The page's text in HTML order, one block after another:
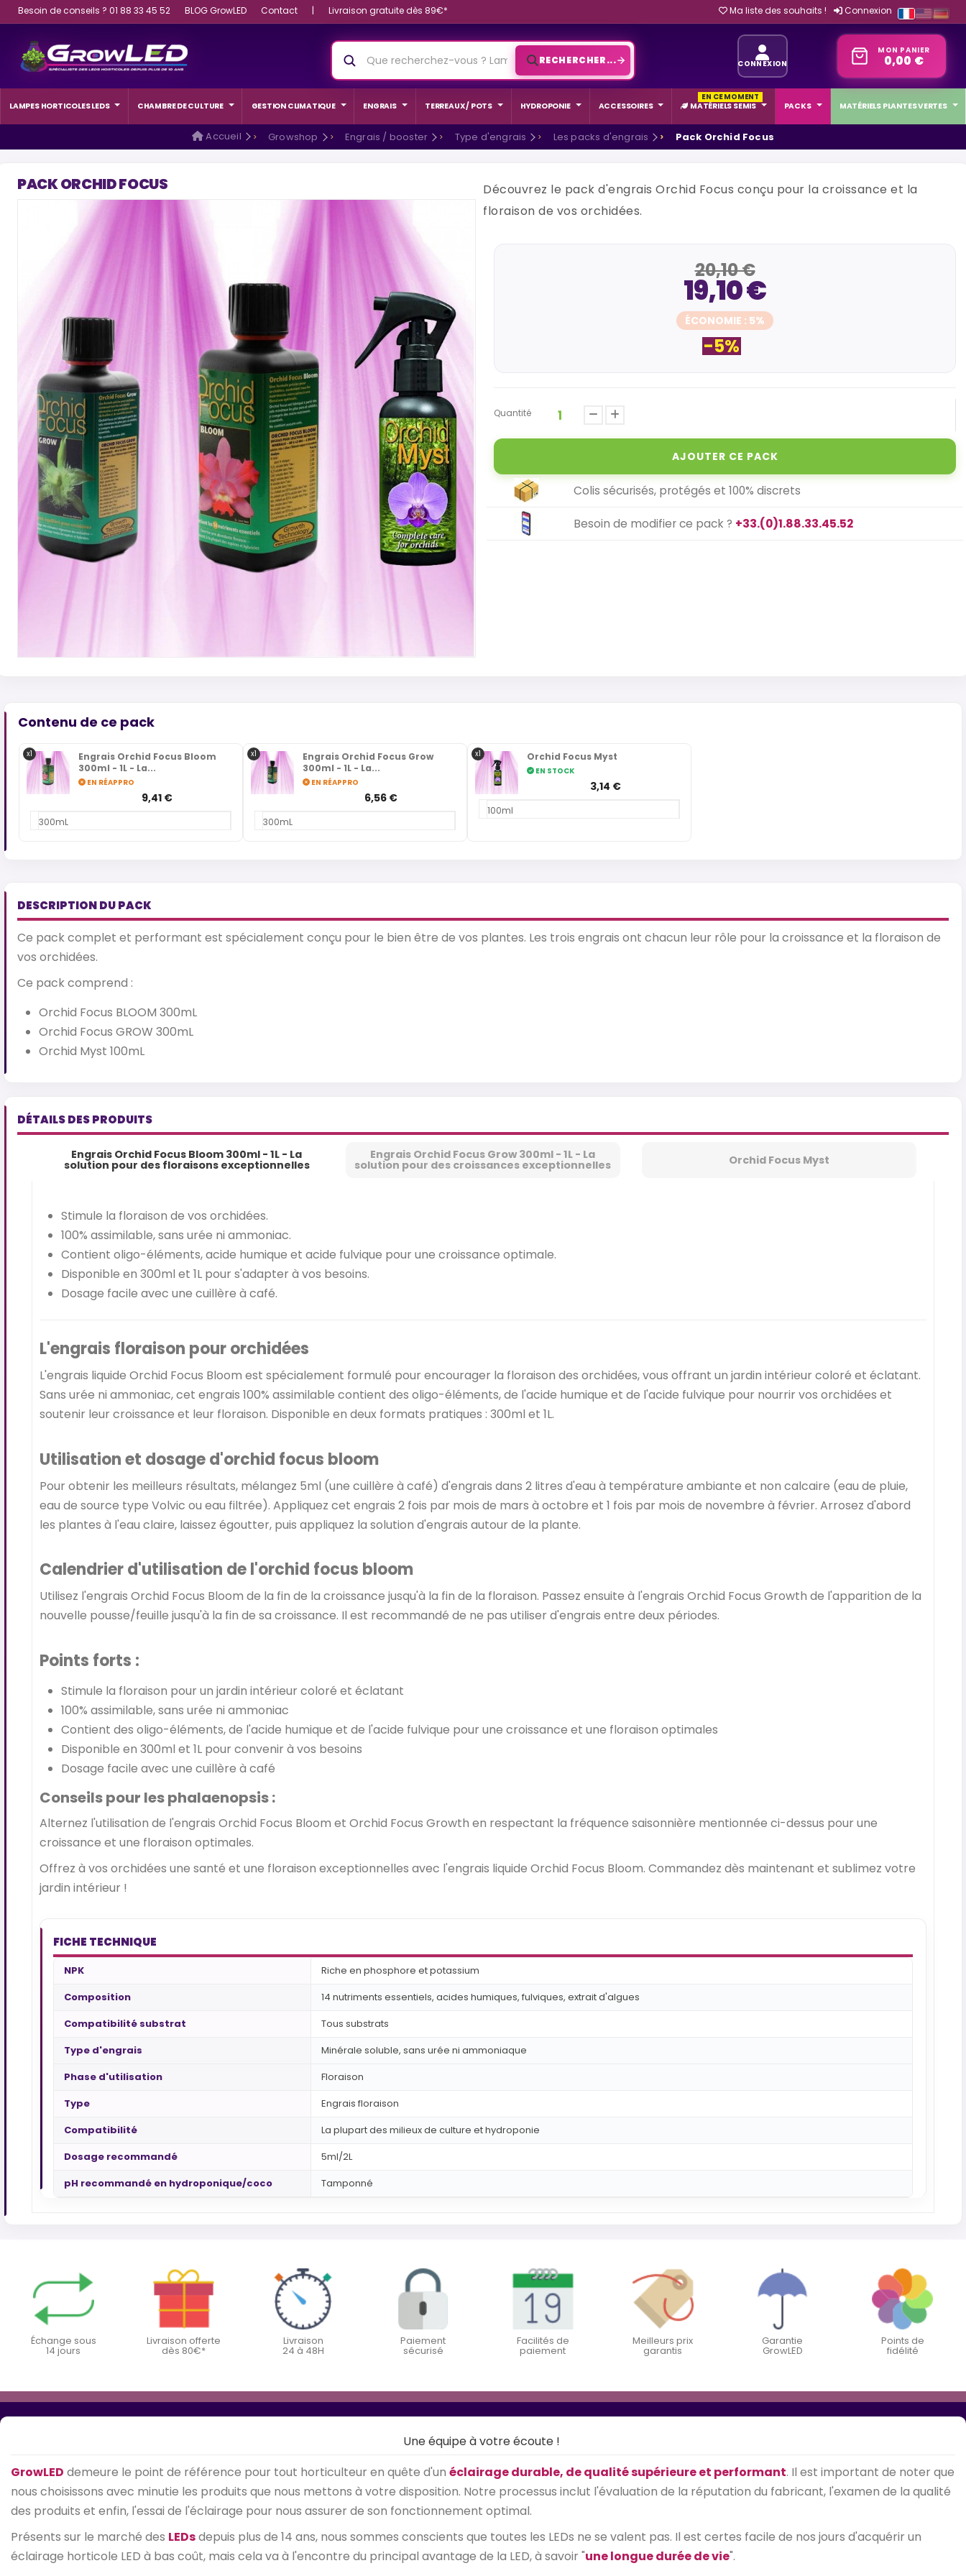
Besoin de conseils ? 01 88 33 45 52 BLOG GrowLED Contact | Livraison gratuite dès 89€* Connexion
Ma liste des souhaits !
MON PANIER
0,00 €
RECHERCHER... CONNEXION
LAMPES HORTICOLES LEDS CHAMBRE DE CULTURE GESTION CLIMATIQUE ENGRAIS TERREAUX / POTS HYDROPONIE ACCESSOIRES MATÉRIELS SEMIS
EN CE MOMENT
PACKS
MATÉRIELS PLANTES VERTES
Accueil Growshop Engrais / booster Type d'engrais Les packs d'engrais Pack Orchid Focus
PACK ORCHID FOCUS
Découvrez le pack d'engrais Orchid Focus conçu pour la croissance et la
floraison de vos orchidées.
19,10 €
ÉCONOMIE : 5%
-5%
20,10 €
Quantité
AJOUTER CE PACK
Colis sécurisés, protégés et 100% discrets
Besoin de modifier ce pack ? +33.(0)1.88.33.45.52
Contenu de ce pack
x1
Engrais Orchid Focus Bloom
300ml - 1L - La...
EN RÉAPPRO
9,41 €
300mL
x1
Engrais Orchid Focus Grow
300ml - 1L - La...
EN RÉAPPRO
6,56 €
300mL
x1 Orchid Focus Myst
EN STOCK
3,14 €
100ml
DESCRIPTION DU PACK
Ce pack complet et performant est spécialement conçu pour le bien être de vos plantes. Les trois engrais ont chacun leur rôle pour la croissance et la floraison de
vos orchidées.
Ce pack comprend :
Orchid Focus BLOOM 300mL
Orchid Focus GROW 300mL
Orchid Myst 100mL
DÉTAILS DES PRODUITS
Engrais Orchid Focus Bloom 300ml - 1L - La
solution pour des floraisons exceptionnelles
Engrais Orchid Focus Grow 300ml - 1L - La
solution pour des croissances exceptionnelles Orchid Focus Myst
Stimule la floraison de vos orchidées.
100% assimilable, sans urée ni ammoniac.
Contient oligo-éléments, acide humique et acide fulvique pour une croissance optimale.
Disponible en 300ml et 1L pour s'adapter à vos besoins.
Dosage facile avec une cuillère à café.
L'engrais floraison pour orchidées
L'engrais liquide Orchid Focus Bloom est spécialement formulé pour encourager la floraison des orchidées, vous offrant un jardin intérieur coloré et éclatant.
Sans urée ni ammoniac, cet engrais 100% assimilable contient des oligo-éléments, de l'acide humique et de l'acide fulvique pour nourrir vos orchidées et
soutenir leur croissance et leur floraison. Disponible en deux formats pratiques : 300ml et 1L.
Utilisation et dosage d'orchid focus bloom
Pour obtenir les meilleurs résultats, mélangez 5ml (une cuillère à café) d'engrais dans 2 litres d'eau à température ambiante et non calcaire (eau de pluie,
eau de source type Volvic ou eau filtrée). Appliquez cet engrais 2 fois par mois de mars à octobre et 1 fois par mois de novembre à février. Arrosez d'abord
les plantes à l'eau claire, laissez égoutter, puis appliquez la solution d'engrais autour de la plante.
Calendrier d'utilisation de l'orchid focus bloom
Utilisez l'engrais Orchid Focus Bloom de la fin de la croissance jusqu'à la fin de la floraison. Passez ensuite à l'engrais Orchid Focus Growth de l'apparition de la
nouvelle pousse/feuille jusqu'à la fin de sa croissance. Il est recommandé de ne pas utiliser d'engrais entre deux périodes.
Points forts :
Stimule la floraison pour un jardin intérieur coloré et éclatant
100% assimilable, sans urée ni ammoniac
Contient des oligo-éléments, de l'acide humique et de l'acide fulvique pour une croissance et une floraison optimales
Disponible en 300ml et 1L pour convenir à vos besoins
Dosage facile avec une cuillère à café
Conseils pour les phalaenopsis :
Alternez l'utilisation de l'engrais Orchid Focus Bloom et Orchid Focus Growth en respectant la fréquence saisonnière mentionnée ci-dessus pour une
croissance et une floraison optimales.
Offrez à vos orchidées une santé et une floraison exceptionnelles avec l'engrais liquide Orchid Focus Bloom. Commandez dès maintenant et sublimez votre
jardin intérieur !
FICHE TECHNIQUE
NPK
Riche en phosphore et potassium
Composition
14 nutriments essentiels, acides humiques, fulviques, extrait d'algues
Compatibilité substrat
Tous substrats
Type d'engrais
Minérale soluble, sans urée ni ammoniaque
Phase d'utilisation
Floraison
Type
Engrais floraison
Compatibilité
La plupart des milieux de culture et hydroponie
Dosage recommandé
5ml/2L
pH recommandé en hydroponique/coco
Tamponné
Échange sous
14 jours
Livraison offerte
dès 80€*
Livraison
24 à 48H
Paiement
sécurisé
Facilités de
paiement
Meilleurs prix
garantis
Garantie
GrowLED
Points de
fidélité
Une équipe à votre écoute !
GrowLED demeure le point de référence pour tout horticulteur en quête d'un éclairage durable, de qualité supérieure et performant. Il est important de noter que
nous choisissons avec minutie les produits que nous mettons à votre disposition. Notre processus inclut l'évaluation de la réputation du fabricant, l'examen de la qualité
des produits et enfin, l'essai de l'éclairage pour nous assurer de son fonctionnement optimal.
Présents sur le marché des LEDsdepuis plus de 14 ans, nous sommes conscients que toutes les LEDs ne se valent pas. Il est certes facile de nos jours d'acquérir un
éclairage horticole LED à bas coût, mais cela va à l'encontre du principal avantage de la LED, à savoir "une longue durée de vie".